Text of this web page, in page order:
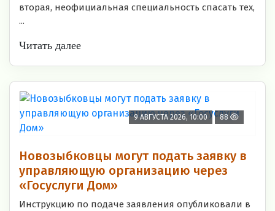
вторая, неофициальная специальность спасать тех,
...
Читать далее
9 АВГУСТА 2026, 10:00 88
Новозыбковцы могут подать заявку в
управляющую организацию через
«Госуслуги Дом»
Инструкцию по подаче заявления опубликовали в